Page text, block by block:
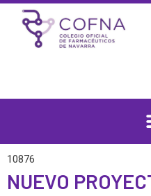
Skip
content
10876
NUEVO